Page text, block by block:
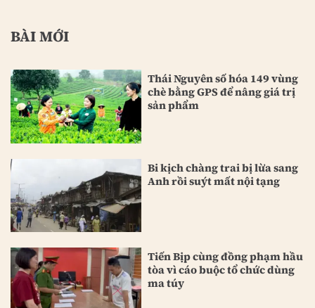
BÀI MỚI
Thái Nguyên số hóa 149 vùng
chè bằng GPS để nâng giá trị
sản phẩm
Bi kịch chàng trai bị lừa sang
Anh rồi suýt mất nội tạng
Tiến Bịp cùng đồng phạm hầu
tòa vì cáo buộc tổ chức dùng
ma túy